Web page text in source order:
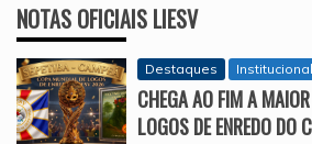
NOTAS OFICIAIS LIESV
Destaques Institucional
CHEGA AO FIM A
LOGOS DE ENREDO DO